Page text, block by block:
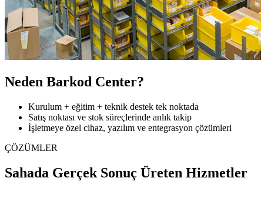
Neden Barkod Center?
Kurulum + eğitim + teknik destek tek noktada
Satış noktası ve stok süreçlerinde anlık takip
İşletmeye özel cihaz, yazılım ve entegrasyon çözümleri
ÇÖZÜMLER
Sahada Gerçek Sonuç Üreten Hizmetler